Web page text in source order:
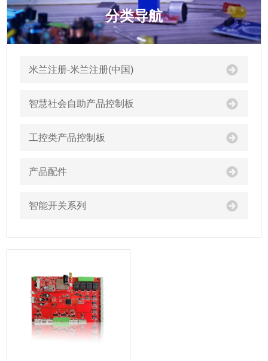
分类导航
米兰注册-米兰注册(中国)
智慧社会自助产品控制板
工控类产品控制板
产品配件
智能开关系列